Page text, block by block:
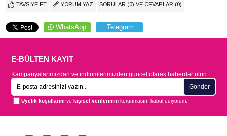
TAVSIYE ET YORUM YAZ SORULAR (0) VE CEVAPLAR (0)
WhatsApp Telegram
E-BÜLTEN KAYIT
Kampanyalarımızdan ve indirimlerimizden güncel olarak haberdar olun.
Gönder
Üyelik koşullarını vekişisel verilerimin korunmasını kabul ediyorum.